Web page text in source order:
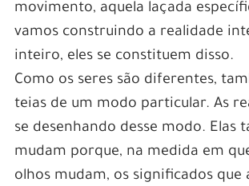
movimento, aquela laçada
vamos construindo a realidade
inteiro, eles se constituem disso.
Como os seres são diferentes,
teias de um modo particular. As
se desenhando desse modo. Elas
mudam porque, na medida em
olhos mudam, os significados que